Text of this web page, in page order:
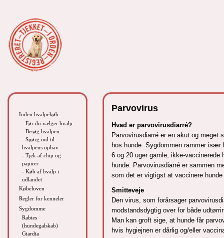
Inden hvalpekøb
- Før du vælger hvalp
- Besøg hvalpen
- Spørg ind til
hvalpens ophav
- Tjek af chip og
papirer
- Køb af hvalp i
udlandet
Købeloven
Regler for kenneler
Sygdomme
Rabies
(hundegalskab)
Giardia
Parvovirus
Hvad er parvovirusdiarré?
Parvovirusdiarré er en akut og meget
hos hunde. Sygdommen rammer især
6 og 20 uger gamle, ikke-
hunde. Parvovirusdiarré er sammen
som det er vigtigst at vaccinere hunde
Smitteveje
Den virus, som forårsager
modstandsdygtig over for både
Man kan groft sige, at hunde får
hvis hygiejnen er dårlig og/eller